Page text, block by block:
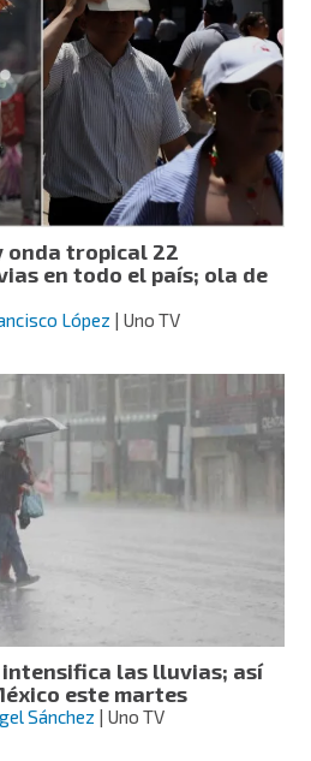
onda tropical 22
en todo el país; ola de
López | Uno TV
intensifica las lluvias; así
este martes
Sánchez | Uno TV